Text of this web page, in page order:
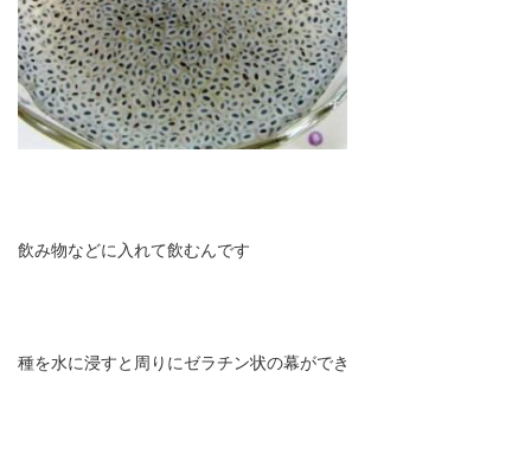
飲み物などに入れて飲むんです
種を水に浸すと周りにゼラチン状の幕ができ